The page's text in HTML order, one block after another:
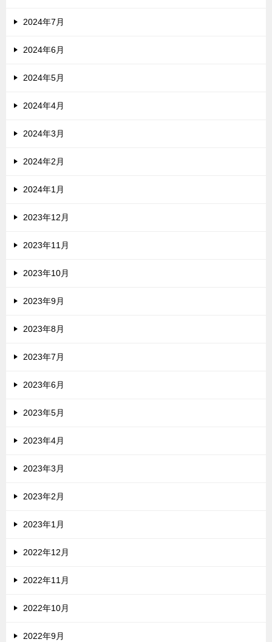
2024年7月
2024年6月
2024年5月
2024年4月
2024年3月
2024年2月
2024年1月
2023年12月
2023年11月
2023年10月
2023年9月
2023年8月
2023年7月
2023年6月
2023年5月
2023年4月
2023年3月
2023年2月
2023年1月
2022年12月
2022年11月
2022年10月
2022年9月